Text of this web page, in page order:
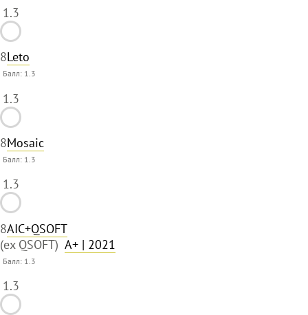
1.3
8Leto
Балл: 1.3
1.3
8Mosaic
Балл: 1.3
1.3
8AIC+QSOFT
(ex QSOFT) A+ | 2021
Балл: 1.3
1.3